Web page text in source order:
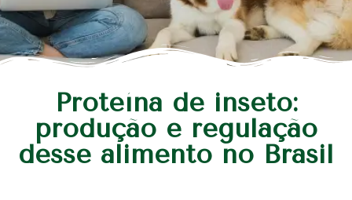
Proteína de inseto:
produção e regulação
desse alimento no Brasil